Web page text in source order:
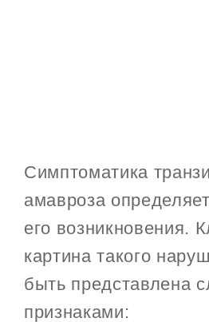
Симптоматика
амавроза
его возникновения.
картина такого
быть представлена
признаками: